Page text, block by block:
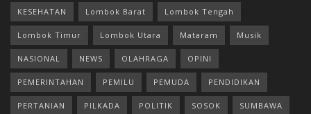
KESEHATAN Lombok Barat Lombok Tengah
Lombok Timur Lombok Utara Mataram Musik
NASIONAL NEWS OLAHRAGA OPINI
PEMERINTAHAN PEMILU PEMUDA PENDIDIKAN
PERTANIAN PILKADA POLITIK SOSOK SUMBAWA